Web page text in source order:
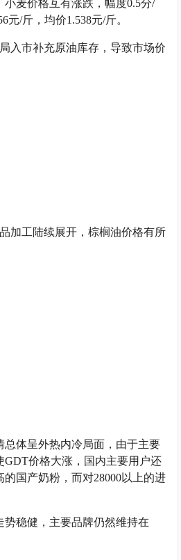
麦价格互有涨跌，幅度0.5分/
元/斤，均价1.538元/斤。
市补充原油库存，导致市场价
工陆续展开，棕榈油价格有所
体呈外热内冷局面，由于主要
GDT价格大涨，国内主要用户还
国产奶粉，而对28000以上的进
稳健，主要品牌仍然维持在